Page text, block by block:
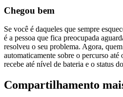
Chegou bem
Se você é daqueles que sempre
é a pessoa que fica preocupada
resolveu o seu problema. Agora,
automaticamente sobre o percurso
recebe até nível de bateria e o status
Compartilhamento